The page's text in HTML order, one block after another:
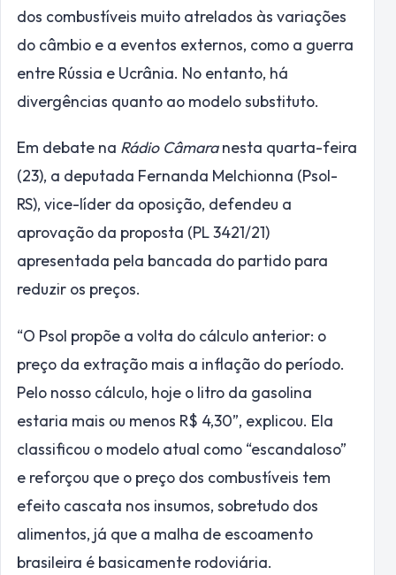
dos combustíveis muito atrelados às variações
do câmbio e a eventos externos, como a guerra
entre Rússia e Ucrânia. No entanto, há
divergências quanto ao modelo substituto.
Em debate na Rádio Câmaranesta quarta-feira
(23), a deputada Fernanda Melchionna (Psol-
RS), vice-líder da oposição, defendeu a
aprovação da proposta (PL 3421/21)
apresentada pela bancada do partido para
reduzir os preços.
“O Psol propõe a volta do cálculo anterior: o
preço da extração mais a inflação do período.
Pelo nosso cálculo, hoje o litro da gasolina
estaria mais ou menos R$ 4,30”, explicou. Ela
classificou o modelo atual como “escandaloso”
e reforçou que o preço dos combustíveis tem
efeito cascata nos insumos, sobretudo dos
alimentos, já que a malha de escoamento
brasileira é basicamente rodoviária.